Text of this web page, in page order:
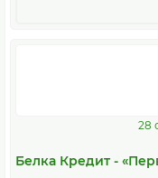
28
Белка Кредит -